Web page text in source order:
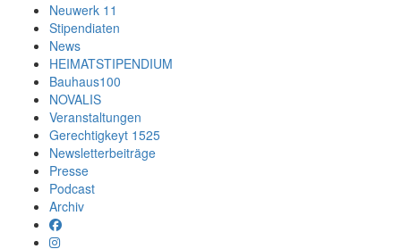
Neuwerk 11
Stipendiaten
News
HEIMATSTIPENDIUM
Bauhaus100
NOVALIS
Veranstaltungen
Gerechtigkeyt 1525
Newsletterbeiträge
Presse
Podcast
Archiv